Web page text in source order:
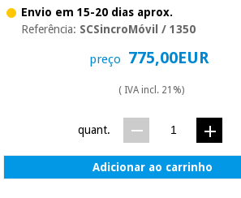
Envio em 15-20 dias aprox.
Referência: SCSincroMóvil / 1350
preço 775,00EUR
( IVA incl. 21%)
quant.
Adicionar ao carrinho